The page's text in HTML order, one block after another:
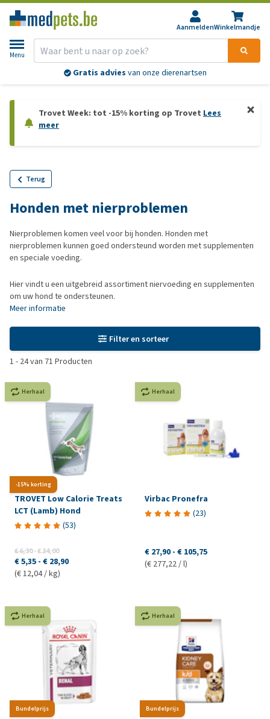
AanmeldenWinkelmandje
Menu
Gratis advies van onze dierenartsen
Trovet Week: tot -15% korting op Trovet Lees
meer
Terug
Honden met nierproblemen
Nierproblemen komen veel voor bij honden. Honden met
nierproblemen kunnen goed ondersteund worden met supplementen
en speciale voeding.
Hier vindt u een uitgebreid assortiment niervoeding en supplementen
om uw hond te ondersteunen.
Meer informatie
Filter en sorteer
1 - 24van 71 Producten
-15% korting
Herhaal
TROVET Low Calorie Treats
LCT (Lamb) Hond
(53)
€ 6,30-€ 34,00
€ 5,35 - € 28,90
(€ 12,04 / kg)
Herhaal
Virbac Pronefra
(23)
€ 27,90 - € 105,75
(€ 277,22 / l)
Bundelprijs
Herhaal
Bundelprijs
Herhaal